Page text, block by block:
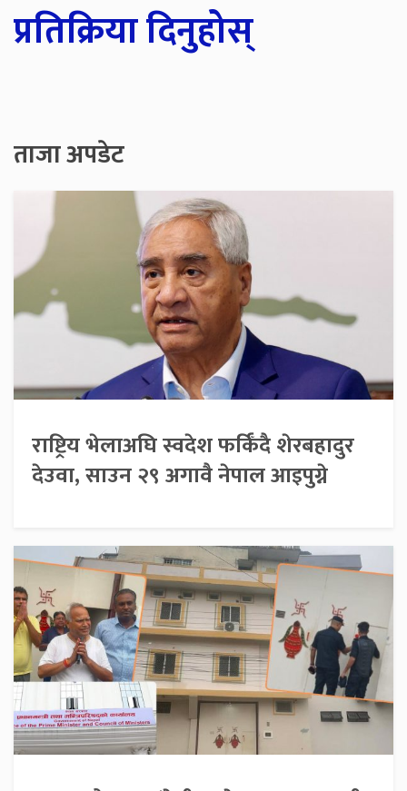
प्रतिक्रिया दिनुहोस्
ताजा अपडेट
राष्ट्रिय भेलाअघि स्वदेश फर्किँदै शेरबहादुर
देउवा, साउन २९ अगावै नेपाल आइपुग्ने